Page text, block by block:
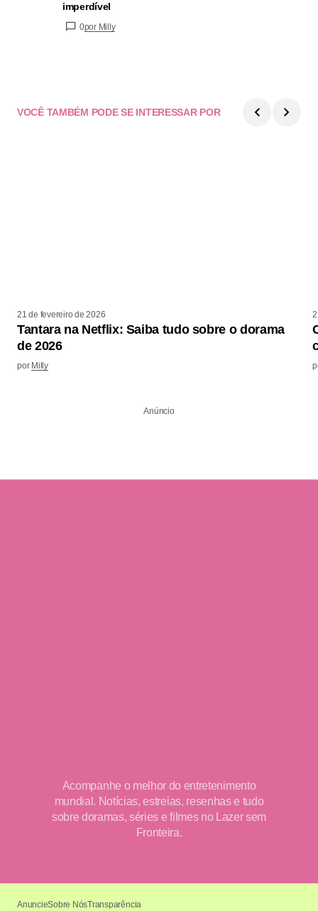
imperdível
0por Milly
VOCÊ TAMBÉM PODE SE INTERESSAR POR
21 de fevereiro de 2026
Tantara na Netflix: Saiba tudo sobre o dorama
de 2026
por Milly
Anúncio
Acompanhe o melhor do entretenimento
mundial. Notícias, estreias, resenhas e tudo
sobre doramas, séries e filmes no Lazer sem
Fronteira.
AnuncieSobre NósTransparência